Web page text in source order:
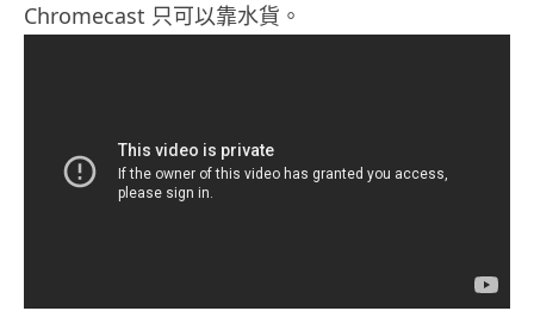
Chromecast 只可以靠水貨。